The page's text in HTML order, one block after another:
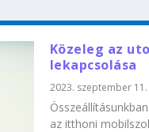
Közeleg az
lekapcsolása
2023. szeptember 11.
az itthoni